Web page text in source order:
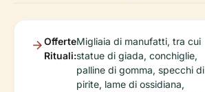
Offerte
Rituali:
Migliaia di manufatti, tra cui
statue di giada, conchiglie,
palline di gomma, specchi di
pirite, lame di ossidiana,